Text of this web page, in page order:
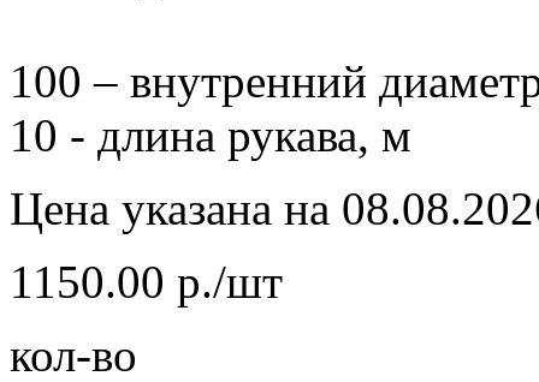
100 – внутренний
10 - длина рукава, м
Цена указана на
1150.00 р./шт
кол-во